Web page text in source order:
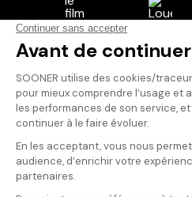
Vos avis
Donnez votre avis
Votre note
Votre commentaire
Il faut vous connecter pour
publier un avis